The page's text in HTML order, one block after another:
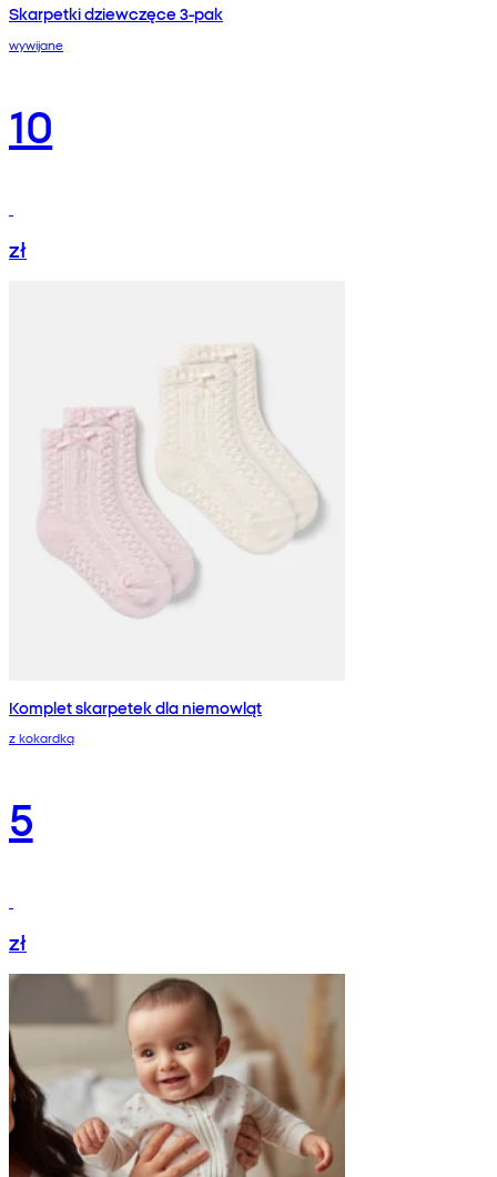
Skarpetki dziewczęce 3-pak
wywijane
10
zł
Komplet skarpetek dla niemowląt
z kokardką
5
zł